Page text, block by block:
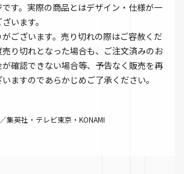
す。実際の商品とはデザイン・仕様が一
います。
ございます。売り切れの際はご容赦くだ
り切れとなった場合も、ご注文済みのお
確認できない場合等、予告なく販売を再
ますのであらかじめご了承ください。
集英社・テレビ東京・KONAMI